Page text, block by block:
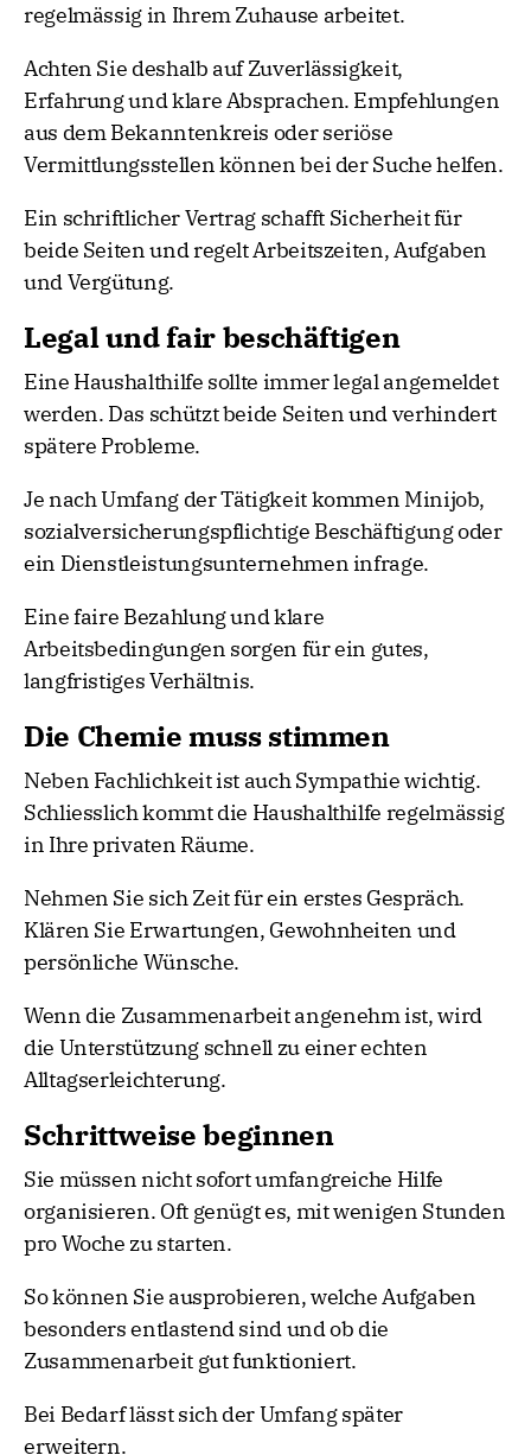
regelmässig in Ihrem Zuhause arbeitet.
Achten Sie deshalb auf Zuverlässigkeit,
Erfahrung und klare Absprachen. Empfehlungen
aus dem Bekanntenkreis oder seriöse
Vermittlungsstellen können bei der Suche helfen.
Ein schriftlicher Vertrag schafft Sicherheit für
beide Seiten und regelt Arbeitszeiten, Aufgaben
und Vergütung.
Legal und fair beschäftigen
Eine Haushalthilfe sollte immer legal angemeldet
werden. Das schützt beide Seiten und verhindert
spätere Probleme.
Je nach Umfang der Tätigkeit kommen Minijob,
sozialversicherungspflichtige Beschäftigung oder
ein Dienstleistungsunternehmen infrage.
Eine faire Bezahlung und klare
Arbeitsbedingungen sorgen für ein gutes,
langfristiges Verhältnis.
Die Chemie muss stimmen
Neben Fachlichkeit ist auch Sympathie wichtig.
Schliesslich kommt die Haushalthilfe regelmässig
in Ihre privaten Räume.
Nehmen Sie sich Zeit für ein erstes Gespräch.
Klären Sie Erwartungen, Gewohnheiten und
persönliche Wünsche.
Wenn die Zusammenarbeit angenehm ist, wird
die Unterstützung schnell zu einer echten
Alltagserleichterung.
Schrittweise beginnen
Sie müssen nicht sofort umfangreiche Hilfe
organisieren. Oft genügt es, mit wenigen Stunden
pro Woche zu starten.
So können Sie ausprobieren, welche Aufgaben
besonders entlastend sind und ob die
Zusammenarbeit gut funktioniert.
Bei Bedarf lässt sich der Umfang später
erweitern.